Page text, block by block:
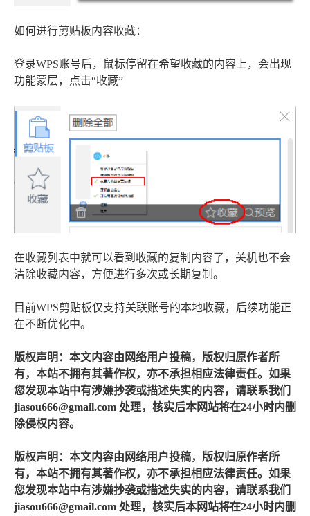
如何进行剪贴板内容收藏：
登录WPS账号后，鼠标停留在希望收藏的内容上，会出现
功能蒙层，点击“收藏”
在收藏列表中就可以看到收藏的复制内容了，关机也不会
清除收藏内容，方便进行多次或长期复制。
目前WPS剪贴板仅支持关联账号的本地收藏，后续功能正
在不断优化中。
版权声明：本文内容由网络用户投稿，版权归原作者所
有，本站不拥有其著作权，亦不承担相应法律责任。如果
您发现本站中有涉嫌抄袭或描述失实的内容，请联系我们
jiasou666@gmail.com 处理，核实后本网站将在24小时内删
除侵权内容。
版权声明：本文内容由网络用户投稿，版权归原作者所
有，本站不拥有其著作权，亦不承担相应法律责任。如果
您发现本站中有涉嫌抄袭或描述失实的内容，请联系我们
jiasou666@gmail.com 处理，核实后本网站将在24小时内删